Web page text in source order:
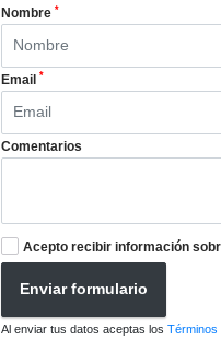
Nombre *
Email *
Comentarios
Acepto recibir información
Enviar formulario
Al enviar tus datos aceptas los Términos